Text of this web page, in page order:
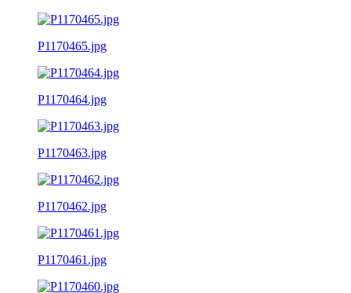
P1170465.jpg
P1170464.jpg
P1170463.jpg
P1170462.jpg
P1170461.jpg